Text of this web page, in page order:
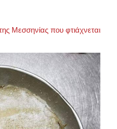
Μεσσηνίας που φτιάχνεται